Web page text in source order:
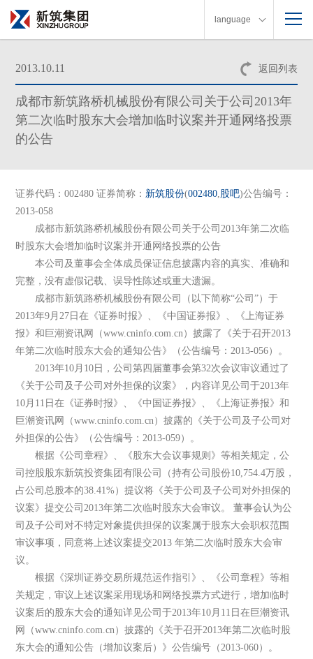
language
返回列表
2013.10.11
成都市新筑路桥机械股份有限公司关于公司2013年
第二次临时股东大会增加临时议案并开通网络投票
的公告
证券代码：002480 证券简称： 新筑股份(002480,股吧)公告编号：
2013-058
成都市新筑路桥机械股份有限公司关于公司2013年第二次临
时股东大会增加临时议案并开通网络投票的公告
本公司及董事会全体成员保证信息披露内容的真实、准确和
完整，没有虚假记载、误导性陈述或重大遗漏。
成都市新筑路桥机械股份有限公司（以下简称“公司”）于
2013年9月27日在《证券时报》、《中国证券报》、《上海证券
报》和巨潮资讯网（www.cninfo.com.cn）披露了《关于召开2013
年第二次临时股东大会的通知公告》（公告编号：2013-056）。
2013年10月10日，公司第四届董事会第32次会议审议通过了
《关于公司及子公司对外担保的议案》，内容详见公司于2013年
10月11日在《证券时报》、《中国证券报》、《上海证券报》和
巨潮资讯网（www.cninfo.com.cn）披露的《关于公司及子公司对
外担保的公告》（公告编号：2013-059）。
根据《公司章程》、《股东大会议事规则》等相关规定，公
司控股股东新筑投资集团有限公司（持有公司股份10,754.4万股，
占公司总股本的38.41%）提议将《关于公司及子公司对外担保的
议案》提交公司2013年第二次临时股东大会审议。 董事会认为公
司及子公司对不特定对象提供担保的议案属于股东大会职权范围
审议事项，同意将上述议案提交2013 年第二次临时股东大会审
议。
根据《深圳证券交易所规范运作指引》、《公司章程》等相
关规定，审议上述议案采用现场和网络投票方式进行，增加临时
议案后的股东大会的通知详见公司于2013年10月11日在巨潮资讯
网（www.cninfo.com.cn）披露的《关于召开2013年第二次临时股
东大会的通知公告（增加议案后）》公告编号（2013-060）。